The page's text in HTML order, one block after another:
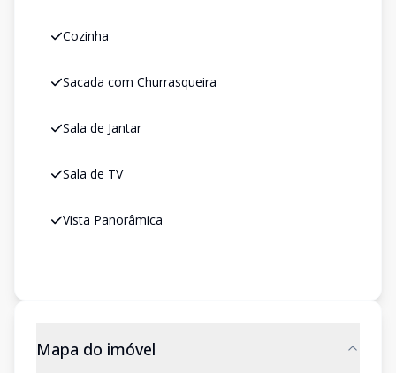
Cozinha
Sacada com Churrasqueira
Sala de Jantar
Sala de TV
Vista Panorâmica
Mapa do imóvel